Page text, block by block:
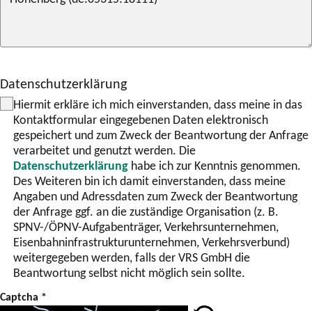
Datenschutzerklärung
Hiermit erkläre ich mich einverstanden, dass meine in das
Kontaktformular eingegebenen Daten elektronisch
gespeichert und zum Zweck der Beantwortung der Anfrage
verarbeitet und genutzt werden. Die
Datenschutzerklärung habe ich zur Kenntnis genommen.
Des Weiteren bin ich damit einverstanden, dass meine
Angaben und Adressdaten zum Zweck der Beantwortung
der Anfrage ggf. an die zuständige Organisation (z. B.
SPNV-/ÖPNV-Aufgabenträger, Verkehrsunternehmen,
Eisenbahninfrastrukturunternehmen, Verkehrsverbund)
weitergegeben werden, falls der VRS GmbH die
Beantwortung selbst nicht möglich sein sollte.
Captcha *